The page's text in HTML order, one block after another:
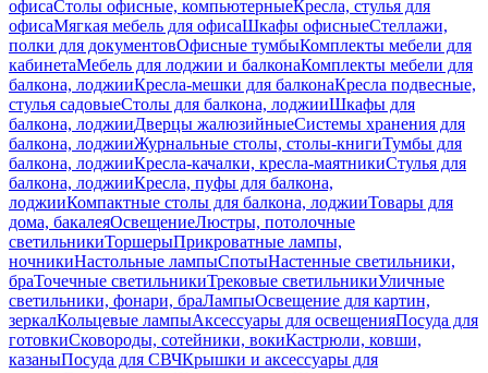
офисаСтолы офисные, компьютерныеКресла, стулья для
офисаМягкая мебель для офисаШкафы офисныеСтеллажи,
полки для документовОфисные тумбыКомплекты мебели для
кабинетаМебель для лоджии и балконаКомплекты мебели для
балкона, лоджииКресла-мешки для балконаКресла подвесные,
стулья садовыеСтолы для балкона, лоджииШкафы для
балкона, лоджииДверцы жалюзийныеСистемы хранения для
балкона, лоджииЖурнальные столы, столы-книгиТумбы для
балкона, лоджииКресла-качалки, кресла-маятникиСтулья для
балкона, лоджииКресла, пуфы для балкона,
лоджииКомпактные столы для балкона, лоджииТовары для
дома, бакалеяОсвещениеЛюстры, потолочные
светильникиТоршерыПрикроватные лампы,
ночникиНастольные лампыСпотыНастенные светильники,
браТочечные светильникиТрековые светильникиУличные
светильники, фонари, браЛампыОсвещение для картин,
зеркалКольцевые лампыАксессуары для освещенияПосуда для
готовкиСковороды, сотейники, вокиКастрюли, ковши,
казаныПосуда для СВЧКрышки и аксессуары для